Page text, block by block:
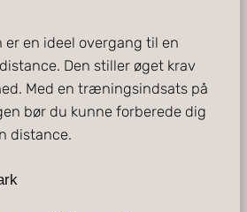
er en ideel overgang til en
Den stiller øget krav
Med en træningsindsats på
bør du kunne forberede dig
distance.